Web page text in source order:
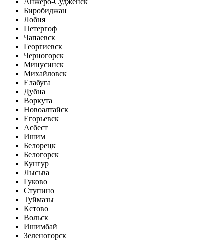
Анжеро-Судженск
Биробиджан
Лобня
Петергоф
Чапаевск
Георгиевск
Черногорск
Минусинск
Михайловск
Елабуга
Дубна
Воркута
Новоалтайск
Егорьевск
Асбест
Ишим
Белорецк
Белогорск
Кунгур
Лысьва
Гуково
Ступино
Туймазы
Кстово
Вольск
Ишимбай
Зеленогорск